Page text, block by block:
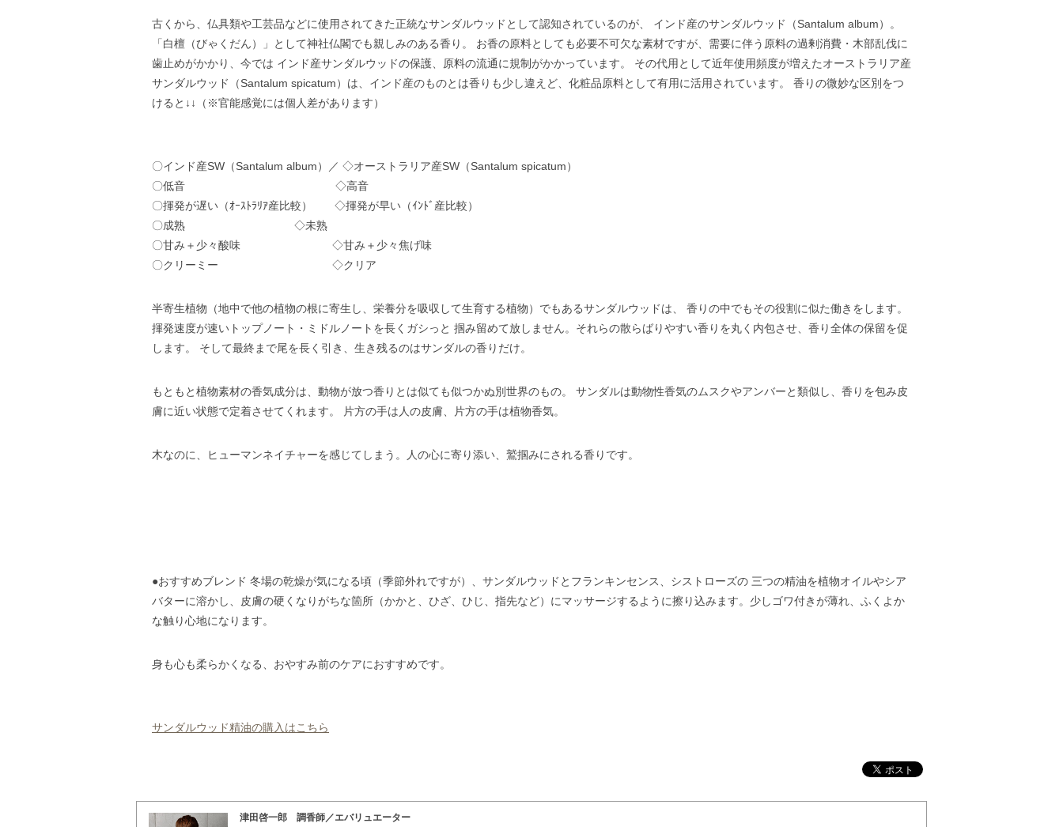
古くから、仏具類や工芸品などに使用されてきた正統なサンダルウッドとして認知されているのが、 インド産のサンダルウッド（Santalum album）。
「白檀（びゃくだん）」として神社仏閣でも親しみのある香り。 お香の原料としても必要不可欠な素材ですが、需要に伴う原料の過剰消費・木部乱伐に
歯止めがかかり、今では インド産サンダルウッドの保護、原料の流通に規制がかかっています。 その代用として近年使用頻度が増えたオーストラリア産
サンダルウッド（Santalum spicatum）は、インド産のものとは香りも少し違えど、化粧品原料として有用に活用されています。 香りの微妙な区別をつ
けると↓↓（※官能感覚には個人差があります）
〇インド産SW（Santalum album）／ ◇オーストラリア産SW（Santalum spicatum）
〇低音 ◇高音
〇揮発が遅い（ｵｰｽﾄﾗﾘｱ産比較） ◇揮発が早い（ｲﾝﾄﾞ産比較）
〇成熟 ◇未熟
〇甘み＋少々酸味 ◇甘み＋少々焦げ味
〇クリーミー ◇クリア
半寄生植物（地中で他の植物の根に寄生し、栄養分を吸収して生育する植物）でもあるサンダルウッドは、 香りの中でもその役割に似た働きをします。
揮発速度が速いトップノート・ミドルノートを長くガシっと 掴み留めて放しません。それらの散らばりやすい香りを丸く内包させ、香り全体の保留を促
します。 そして最終まで尾を長く引き、生き残るのはサンダルの香りだけ。
もともと植物素材の香気成分は、動物が放つ香りとは似ても似つかぬ別世界のもの。 サンダルは動物性香気のムスクやアンバーと類似し、香りを包み皮
膚に近い状態で定着させてくれます。 片方の手は人の皮膚、片方の手は植物香気。
木なのに、ヒューマンネイチャーを感じてしまう。人の心に寄り添い、鷲掴みにされる香りです。
●おすすめブレンド 冬場の乾燥が気になる頃（季節外れですが）、サンダルウッドとフランキンセンス、シストローズの 三つの精油を植物オイルやシア
バターに溶かし、皮膚の硬くなりがちな箇所（かかと、ひざ、ひじ、指先など）にマッサージするように擦り込みます。少しゴワ付きが薄れ、ふくよか
な触り心地になります。
身も心も柔らかくなる、おやすみ前のケアにおすすめです。
サンダルウッド精油の購入はこちら
津田啓一郎 調香師／エバリュエーター